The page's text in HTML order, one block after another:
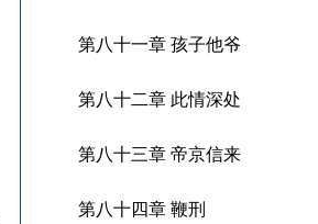
第八十一章 孩子他爷
第八十二章 此情深处
第八十三章 帝京信来
第八十四章 鞭刑